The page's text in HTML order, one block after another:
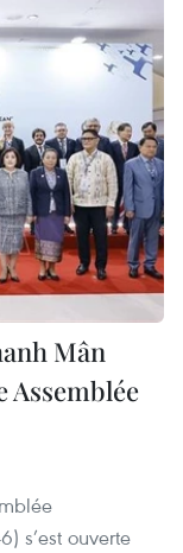
Mân
Assemblée
s’est ouverte